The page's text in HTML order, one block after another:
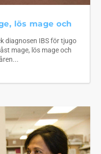
lös mage och
diagnosen IBS för tjugo
mage, lös mage och